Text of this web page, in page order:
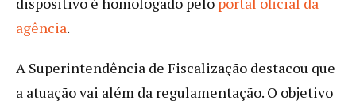
agência.
A Superintendência de Fiscalização destacou que
a atuação vai além da regulamentação. O objetivo